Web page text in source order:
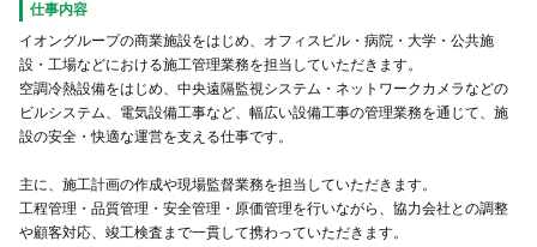
仕事内容
イオングループの商業施設をはじめ、オフィスビル・病院・大学・公共施
設・工場などにおける施工管理業務を担当していただきます。
空調冷熱設備をはじめ、中央遠隔監視システム・ネットワークカメラなどの
ビルシステム、電気設備工事など、幅広い設備工事の管理業務を通じて、施
設の安全・快適な運営を支える仕事です。
主に、施工計画の作成や現場監督業務を担当していただきます。
工程管理・品質管理・安全管理・原価管理を行いながら、協力会社との調整
や顧客対応、竣工検査まで一貫して携わっていただきます。